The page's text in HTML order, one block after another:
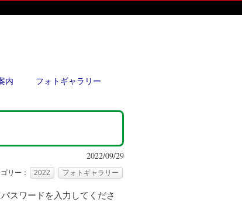
内 フォトギャラリー
2022/09/29
リー： 2022 フォトギャラリー
スワードを入力してくださ